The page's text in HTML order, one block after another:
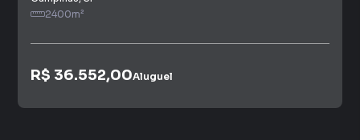
2400m²
R$ 36.552,00Aluguel